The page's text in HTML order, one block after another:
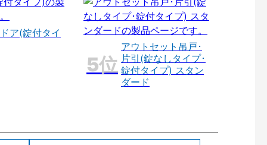
ア(錠付タイ
アウトセット吊戸･
片引(錠なしタイプ･
錠付タイプ) スタン
ダード